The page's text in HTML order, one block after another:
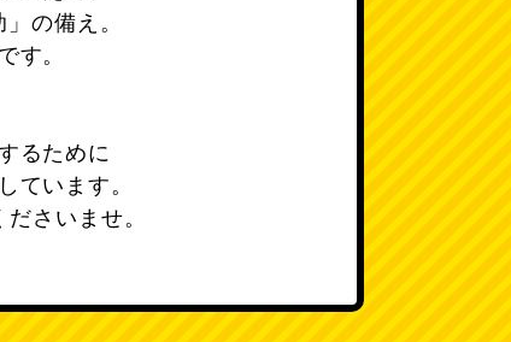
の備え。
。
るために
ています。
さいませ。